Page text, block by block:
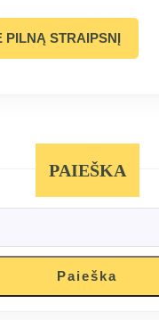
ir
kiek
jį
PILNĄ STRAIPSNĮ
PILNĄ
PAIEŠKA
Paieška